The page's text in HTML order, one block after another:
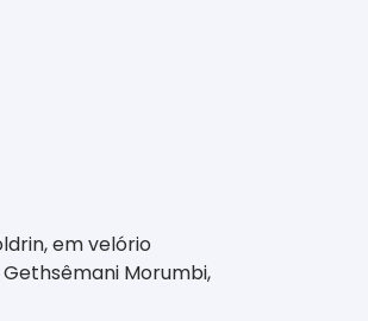
em velório
Morumbi,